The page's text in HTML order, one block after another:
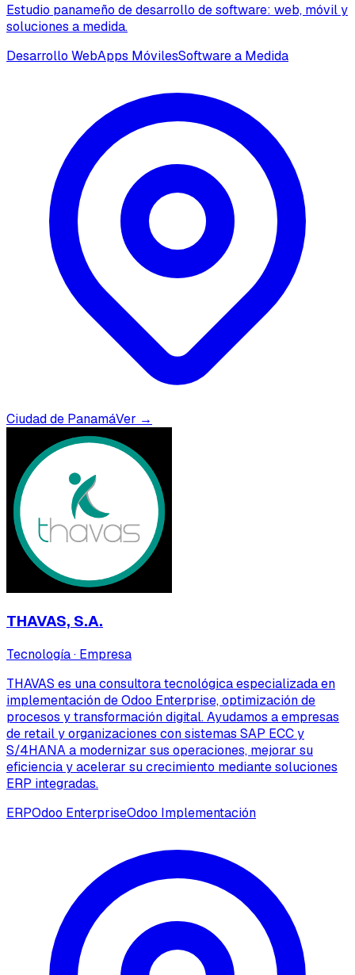
Estudio panameño de desarrollo de software: web, móvil y
soluciones a medida.
Desarrollo WebApps MóvilesSoftware a Medida
Ciudad de PanamáVer →
THAVAS, S.A.
Tecnología· Empresa
THAVAS es una consultora tecnológica especializada en
implementación de Odoo Enterprise, optimización de
procesos y transformación digital. Ayudamos a empresas
de retail y organizaciones con sistemas SAP ECC y
S/4HANA a modernizar sus operaciones, mejorar su
eficiencia y acelerar su crecimiento mediante soluciones
ERP integradas.
ERPOdoo EnterpriseOdoo Implementación